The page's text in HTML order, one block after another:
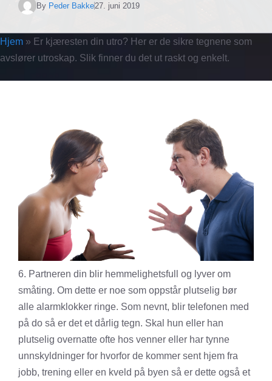
By Peder Bakke27. juni 2019
Hjem » Er kjæresten din utro? Her er de sikre tegnene som
avslører utroskap. Slik finner du det ut raskt og enkelt.
6. Partneren din blir hemmelighetsfull og lyver om
småting. Om dette er noe som oppstår plutselig bør
alle alarmklokker ringe. Som nevnt, blir telefonen med
på do så er det et dårlig tegn. Skal hun eller han
plutselig overnatte ofte hos venner eller har tynne
unnskyldninger for hvorfor de kommer sent hjem fra
jobb, trening eller en kveld på byen så er dette også et